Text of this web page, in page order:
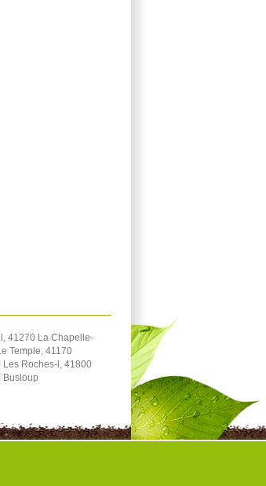
41270 La Chapelle-
Temple, 41170
Les Roches-l, 41800
Busloup